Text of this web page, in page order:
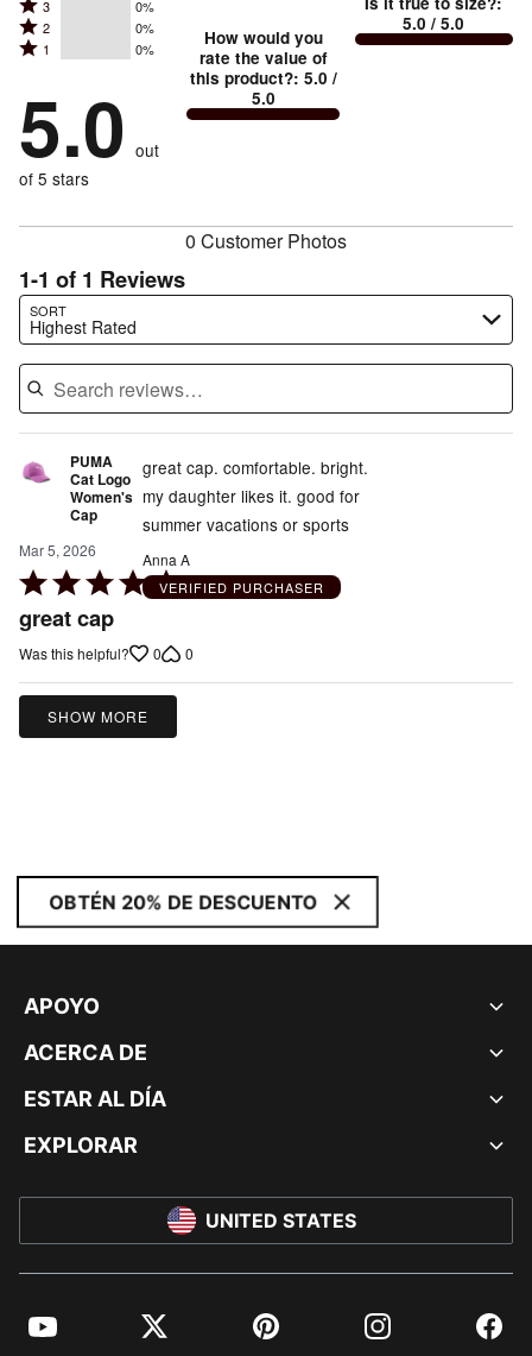
stars
by
of
reviewers
4
stars
by
of
reviewers
Rated
3
stars
0%
of
reviewers
3 0%
Rated
2
by
0%
of
reviewers
2 0%
Rated
stars
by
0%
of
1 0%
5.0 out
of 5 stars
How would you
rate the value of
this product?: 5.0 /
5.0
small
and
5.0 / 5.0
0 Customer Photos
1-1 of 1 Reviews
SORT
Highest Rated
Search reviews…
PUMA
Cat Logo
Women's
Cap
Mar 5, 2026
Rated
5
out
of
5
great cap
great cap. comfortable. bright.
my daughter likes it. good for
summer vacations or sports
Anna A
VERIFIED PURCHASER
Was this helpful? 0 0
SHOW MORE
OBTÉN 20% DE DESCUENTO
APOYO
ACERCA DE
ESTAR AL DÍA
EXPLORAR
UNITED STATES
YouTube Twitter Pinterest Instagram